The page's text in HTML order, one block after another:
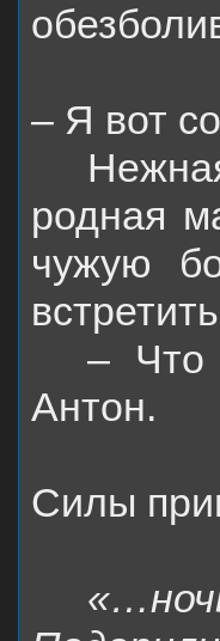
– Я вот
родная
чужую
– Что
Антон.
Силы